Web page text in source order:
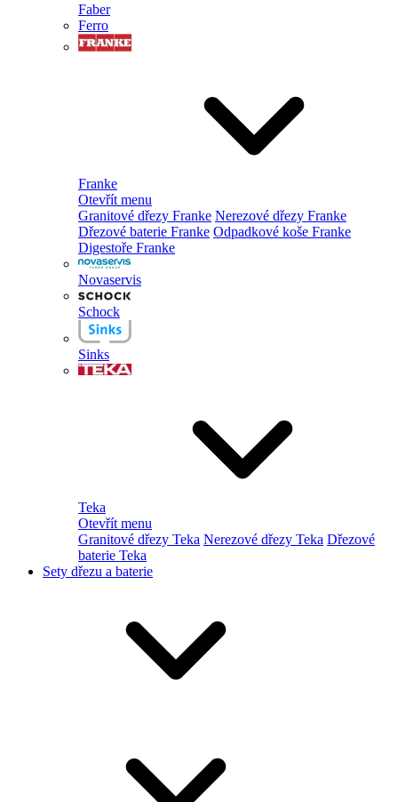
Faber
Ferro
Franke
Otevřít menu
Granitové dřezy Franke Nerezové dřezy Franke
Dřezové baterie Franke Odpadkové koše Franke
Digestoře Franke
Novaservis
Schock
Sinks
Teka
Otevřít menu
Granitové dřezy Teka Nerezové dřezy Teka Dřezové
baterie Teka
Sety dřezu a baterie